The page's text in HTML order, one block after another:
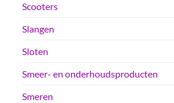
Scooters
Slangen
Sloten
Smeer- en onderhoudsproducten
Smeren